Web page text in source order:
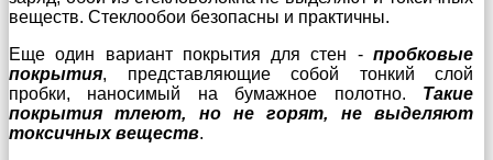
веществ. Стеклообои безопасны и практичны.
Еще один вариант покрытия для стен - пробковые
покрытия, представляющие собой тонкий слой
пробки, наносимый на бумажное полотно. Такие
покрытия тлеют, но не горят, не выделяют
токсичных веществ.